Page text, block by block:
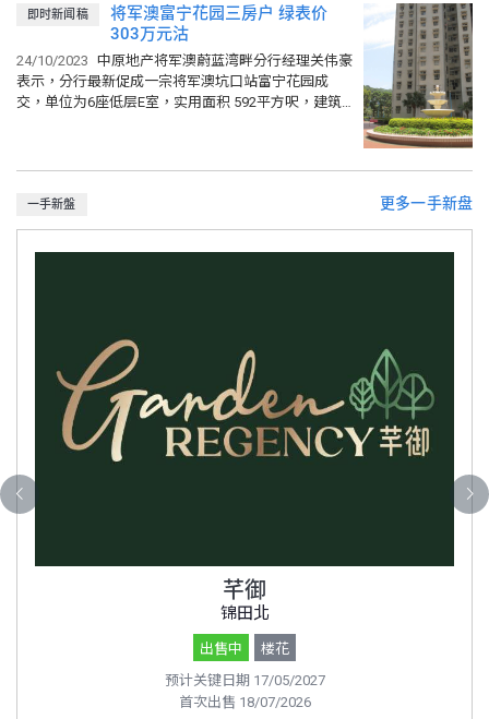
即时新闻稿
将军澳富宁花园三房户 绿表价
303万元沽
24/10/2023 中原地产将军澳蔚蓝湾畔分行经理关伟豪
表示，分行最新促成一宗将军澳坑口站富宁花园成
交，单位为6座低层E室，实用面积 592平方呎，建筑
一手新盤 更多一手新盘
芊御
锦田北
出售中
楼花
预计关键日期 17/05/2027
首次出售 18/07/2026